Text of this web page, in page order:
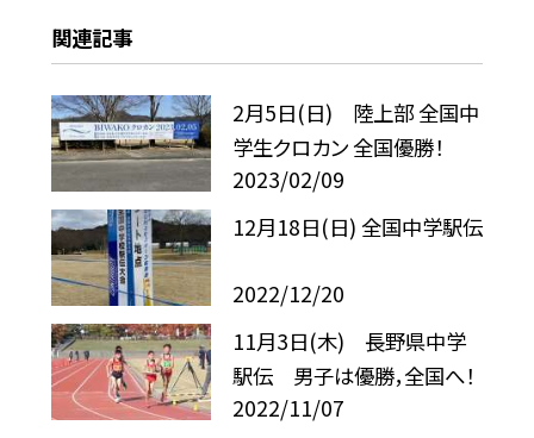
関連記事
2月5日(日) 陸上部 全国中
学生クロカン 全国優勝！
2023/02/09
12月18日(日) 全国中学駅伝
2022/12/20
11月3日(木) 長野県中学
駅伝 男子は優勝，全国へ！
2022/11/07